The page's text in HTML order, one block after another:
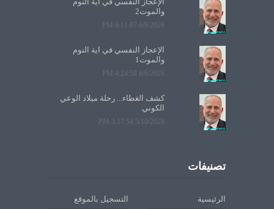
والموت2
6/8/2026 6:11:07 PM
الإعجاز النفسي في آية النوم
والموت1
6/6/2026 4:24:58 PM
كشف الغطاء... رحلة ميلاد الوعي
الكوني
5/10/2026 3:17:54 PM
تصنيفات
الرئيسية التسجيل بالموقع